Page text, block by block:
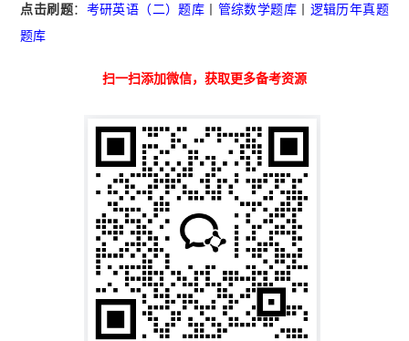
点击刷题： 考研英语（二）题库 管综数学题库
逻辑历年真题
题库
扫一扫添加微信，获取更多备考资源